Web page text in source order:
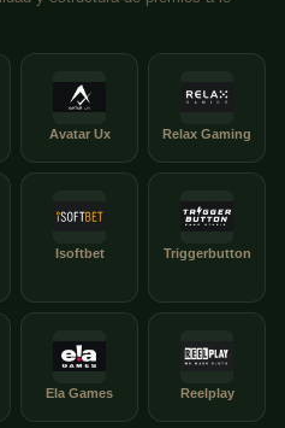
Avatar Ux Relax Gaming
Isoftbet Triggerbutton
Ela Games Reelplay